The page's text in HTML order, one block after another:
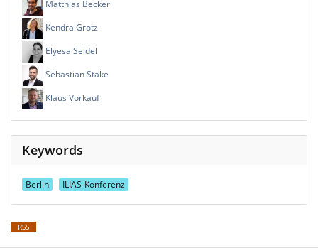
Matthias Becker
Kendra Grotz
Elyesa Seidel
Sebastian Stake
Klaus Vorkauf
Keywords
Berlin ILIAS-Konferenz
RSS